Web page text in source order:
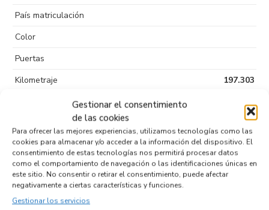
Gestionar el consentimiento
de las cookies
Para ofrecer las mejores experiencias, utilizamos tecnologías como las
cookies para almacenar y/o acceder a la información del dispositivo. El
consentimiento de estas tecnologías nos permitirá procesar datos
como el comportamiento de navegación o las identificaciones únicas en
este sitio. No consentir o retirar el consentimiento, puede afectar
negativamente a ciertas características y funciones.
Gestionar los servicios
País matriculación
Color
Puertas
Kilometraje
197.303
Diesel
Código motor
263A2000
Código cambio